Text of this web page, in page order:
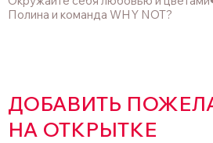
Полина и команда WHY NOT?
ДОБАВИТЬ
НА ОТКРЫТКЕ